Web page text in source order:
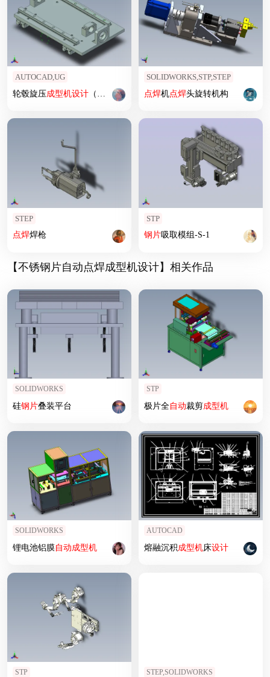
AUTOCAD,UG
轮毂旋压成型机设计（ 设计）
SOLIDWORKS,STP,STEP
点焊机点焊头旋转机构
STEP
点焊焊枪
STP
钢片吸取模组-S-1
【不锈钢片自动点焊成型机设计】相关作品
SOLIDWORKS
硅钢片叠装平台
STP
极片全自动裁剪成型机
SOLIDWORKS
锂电池铝膜自动成型机
AUTOCAD
熔融沉积成型机床设计
STP STEP,SOLIDWORKS